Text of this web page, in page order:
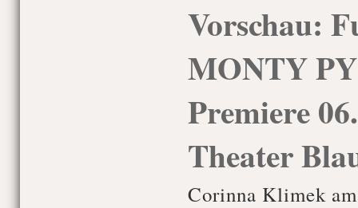
Vorschau:
MONTY
Premiere
Theater
Corinna Klimek